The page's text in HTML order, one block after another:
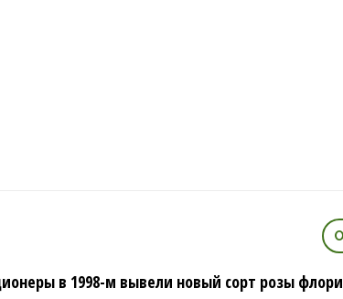
в 1998-м вывели новый сорт розы